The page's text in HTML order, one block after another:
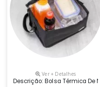
Ver + Detalhes
Descrição: Bolsa Térmica De